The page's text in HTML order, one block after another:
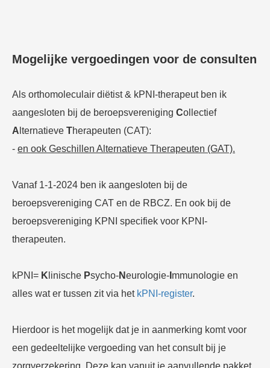
Mogelijke vergoedingen voor de consulten
Als orthomoleculair diëtist & kPNI-therapeut ben ik
aangesloten bij de beroepsvereniging Collectief
A lternatieve Therapeuten (CAT):
- en ook Geschillen Alternatieve Therapeuten (GAT).
Vanaf 1-1-2024 ben ik aangesloten bij de
beroepsvereniging CAT en de RBCZ. En ook bij de
beroepsvereniging KPNI specifiek voor KPNI-
therapeuten.
kPNI= K linische Psycho-Neurologie- mmunologie en
alles wat er tussen zit via het kPNI-register.
Hierdoor is het mogelijk dat je in aanmerking komt voor
een gedeeltelijke vergoeding van het consult bij je
zorgverzekering. Deze kan vanuit je aanvullende pakket